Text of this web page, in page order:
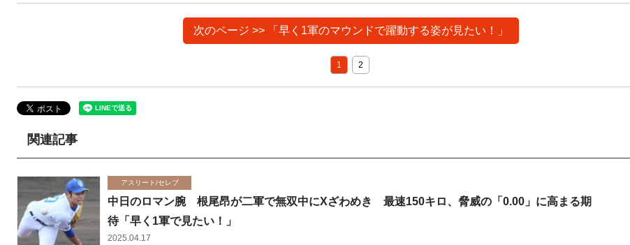
次のページ >> 「早く1軍のマウンドで躍動する姿が見たい！」
1 2
関連記事
アスリート/セレブ
中日のロマン腕 根尾昂が二軍で無双中にXざわめき 最速150キロ、脅威の「0.00」に高まる期
待「早く1軍で見たい！」
2025.04.17